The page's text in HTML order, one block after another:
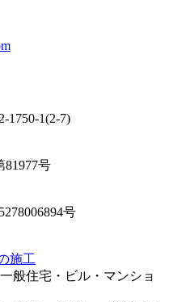
1750-1(2-7)
81977号
号
施工
般住宅・ビル・マンショ